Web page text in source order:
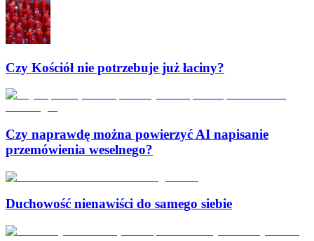
Czy Kościół nie potrzebuje już łaciny?
Czy naprawdę można powierzyć AI napisanie
przemówienia weselnego?
Duchowość nienawiści do samego siebie